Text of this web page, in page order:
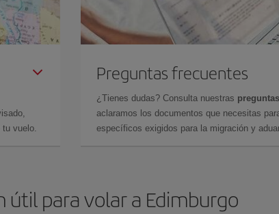
tu vuelo.
Preguntas frecuentes
¿Tienes dudas? Consulta nuestras
aclaramos los documentos que necesitas
específicos exigidos para la migración y
útil para volar a Edimburgo